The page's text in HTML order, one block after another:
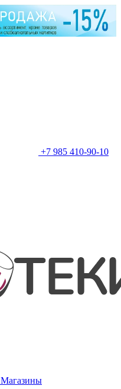
+7 985 410-90-10
Магазины